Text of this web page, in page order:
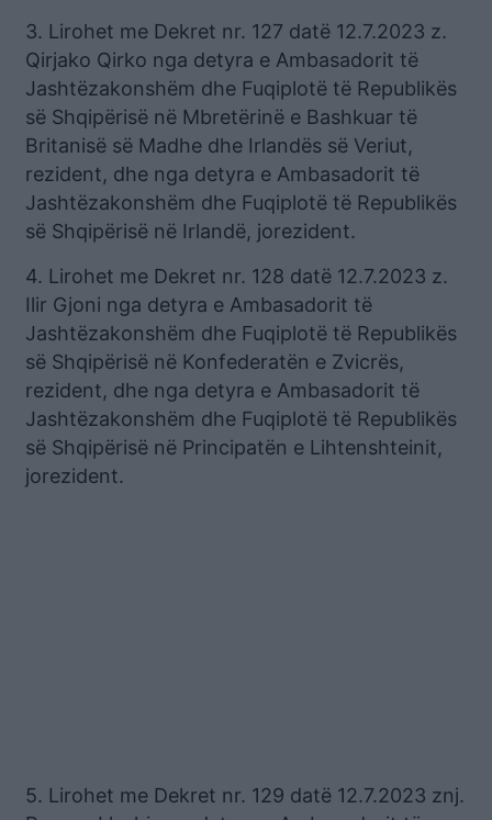
3. Lirohet me Dekret nr. 127 datë 12.7.2023 z.
Qirjako Qirko nga detyra e Ambasadorit të
Jashtëzakonshëm dhe Fuqiplotë të Republikës
së Shqipërisë në Mbretërinë e Bashkuar të
Britanisë së Madhe dhe Irlandës së Veriut,
rezident, dhe nga detyra e Ambasadorit të
Jashtëzakonshëm dhe Fuqiplotë të Republikës
së Shqipërisë në Irlandë, jorezident.
4. Lirohet me Dekret nr. 128 datë 12.7.2023 z.
Ilir Gjoni nga detyra e Ambasadorit të
Jashtëzakonshëm dhe Fuqiplotë të Republikës
së Shqipërisë në Konfederatën e Zvicrës,
rezident, dhe nga detyra e Ambasadorit të
Jashtëzakonshëm dhe Fuqiplotë të Republikës
së Shqipërisë në Principatën e Lihtenshteinit,
jorezident.
5. Lirohet me Dekret nr. 129 datë 12.7.2023 znj.